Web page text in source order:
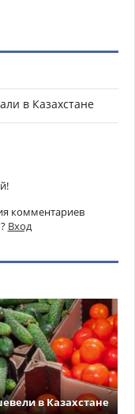
в Казахстане
комментариев
Вход
в Казахстане